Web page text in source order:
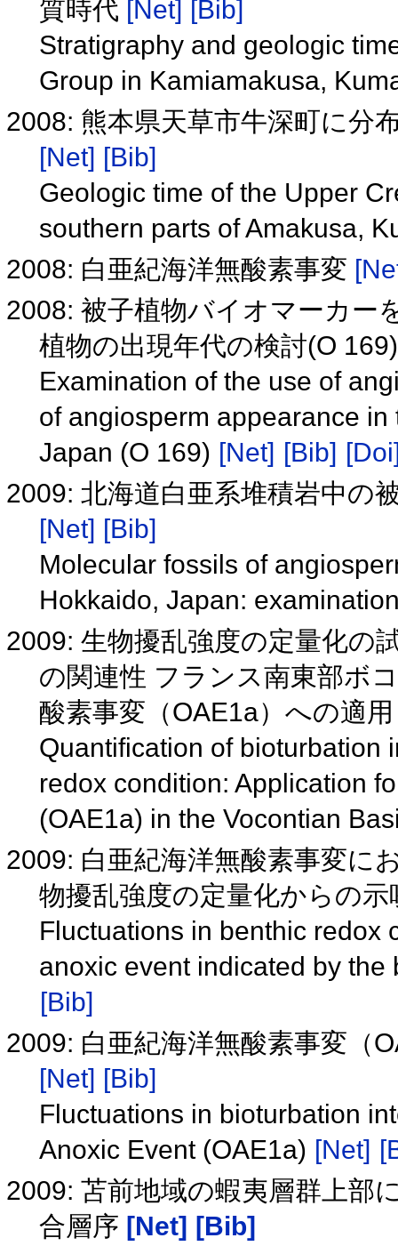
質時代 [Net] [Bib]
Stratigraphy and geologic
Group in Kamiamakusa,
2008: 熊本県天草市牛深町に分
[Net] [Bib]
Geologic time of the Upper
southern parts of Amakusa,
2008: 白亜紀海洋無酸素事変
2008: 被子植物バイオマーカー
植物の出現年代の検討(O
Examination of the use of
of angiosperm appearance
Japan (O 169) [Net] [Bib]
2009: 北海道白亜系堆積岩中の
[Net] [Bib]
Molecular fossils of
Hokkaido, Japan:
2009: 生物擾乱強度の定量化の
の関連性 フランス南東部ボ
酸素事変（OAE1a）への適
Quantification of bioturbation
redox condition: Application
(OAE1a) in the Vocontian
2009: 白亜紀海洋無酸素事変に
物擾乱強度の定量化からの
Fluctuations in benthic redox
anoxic event indicated by
[Bib]
2009: 白亜紀海洋無酸素事変（
[Net] [Bib]
Fluctuations in bioturbation
Anoxic Event (OAE1a) [Net]
2009: 苫前地域の蝦夷層群上部
合層序 [Net] [Bib]